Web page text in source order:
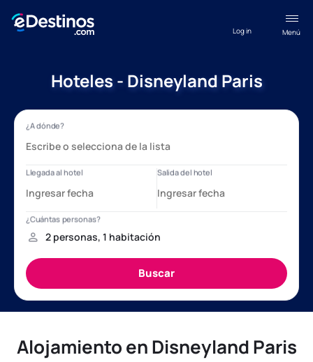
Menú
Log in
Hoteles - Disneyland Paris
Alojamiento en Disneyland Paris